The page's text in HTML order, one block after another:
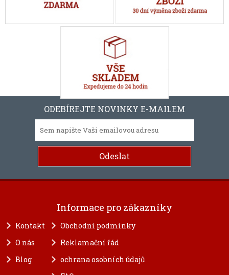
ODEBÍREJTE NOVINKY E-MAILEM
Informace pro zákazníky
Kontakt
O nás
Blog
Obchodní podmínky
Reklamační řád
ochrana osobních údajů